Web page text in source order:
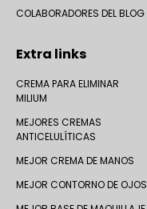
COLABORADORES DEL BLOG
Extra links
CREMA PARA ELIMINAR
MILIUM
MEJORES CREMAS
ANTICELULÍTICAS
MEJOR CREMA DE MANOS
MEJOR CONTORNO DE OJOS